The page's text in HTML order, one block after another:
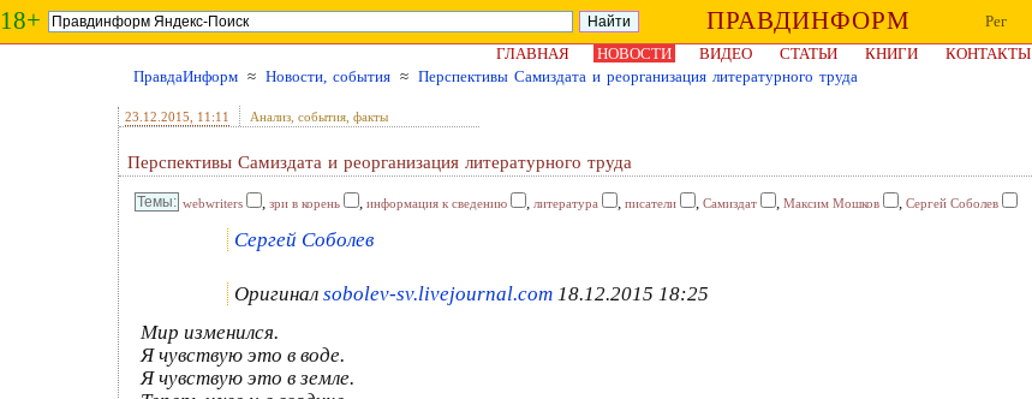
18+ ПРАВДИНФОРМ
Рег
ГЛАВНАЯ
НОВОСТИ ВИДЕО СТАТЬИ КНИГИ КОНТАКТЫ
ПравдаИнформ ≈ Новости, события ≈ Перспективы Самиздата и реорганизация литературного труда
23.12.2015 , 11:11 Анализ, события, факты
Перспективы Самиздата и реорганизация литературного труда
webwriters , зри в корень , информация к сведению , литература , писатели , Самиздат , Максим Мошков , Сергей Соболев
Сергей Соболев
Оригинал sobolev-sv.livejournal.com 18.12.2015 18:25
Мир изменился.
Я чувствую это в воде.
Я чувствую это в земле.